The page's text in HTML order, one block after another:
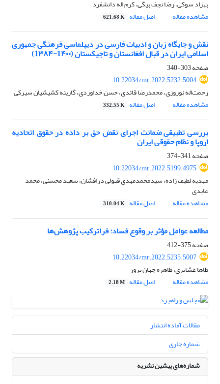
بهزاد سوکی، رضا نجف بیگی، کرم اله دانشفرد
مشاهده مقاله
اصل مقاله 621.68 K
نقش و جایگاه زبان و ادبیات فارسی در دیپلماسی فرهنگی جمهوری
اسلامی ایران در قبال افغانستان و تاجیکستان (1۴۰۰-1۳۸۴)
صفحه303-340
10.22034/mr.2022.5232.5004
رحمت‌اله نوروزی، محمدرضا قائدی، حسن خداوردی، گارینه کشیشیان سیرکی
مشاهده مقاله
اصل مقاله 332.55 K
بررسی تطبیقی ضمانت اجرای نقض حق بر داده در حقوق اتحادیه
اروپا و نظام حقوقی ایران
صفحه341-374
10.22034/mr.2022.5199.4975
مهدیه لطیف زاده، سیدمحمدمهدی قبولی درافشان، سعید محسنی، محمد
عابدی
مشاهده مقاله
اصل مقاله 310.04 K
مطالعه عوامل مؤثر بر وقوع فساد: فراترکیب پژوهش‌ها
صفحه375-412
10.22034/mr.2022.5235.5007
طاها عشایری، طاهره جهان پرور
مشاهده مقاله
اصل مقاله 2.18 M
مقالات آماده انتشار
شماره جاری
شماره‌های پیشین نشریه